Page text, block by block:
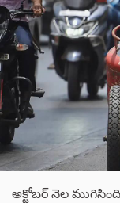
అక్టోబర్ నెల